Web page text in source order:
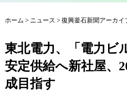
ホーム > ニュース > 復興釜石新聞アーカイ
東北電力、「電力ビ
安定供給へ新社屋、
成目指す